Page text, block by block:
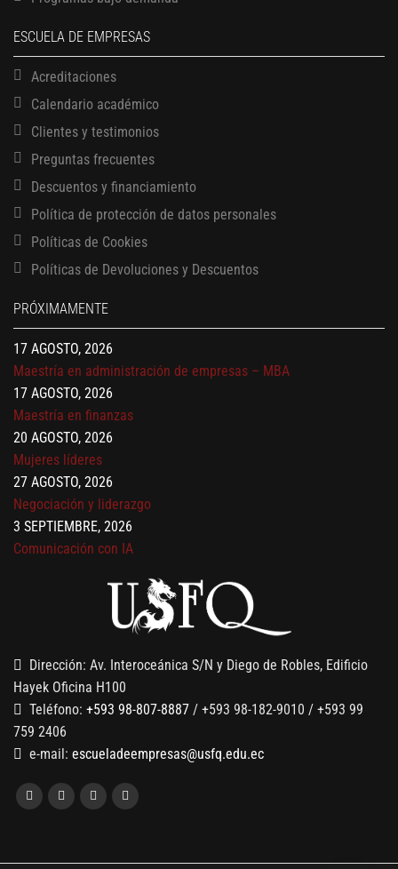
ESCUELA DE EMPRESAS
Acreditaciones
Calendario académico
Clientes y testimonios
Preguntas frecuentes
Descuentos y financiamiento
Política de protección de datos personales
Políticas de Cookies
Políticas de Devoluciones y Descuentos
PRÓXIMAMENTE
13 AGOSTO, 2026
Finanzas para no financieros
17 AGOSTO, 2026
Gerencia de empresas familiares
17 AGOSTO, 2026
Maestría en administración de empresas – MBA
17 AGOSTO, 2026
Maestría en finanzas
20 AGOSTO, 2026
Mujeres líderes
27 AGOSTO, 2026
Negociación y liderazgo
3 SEPTIEMBRE, 2026
Comunicación con IA
Gobernanza de datos
Finanzas para no financieros
Dirección: Av. Interoceánica S/N y Diego de Robles, Edificio
Hayek Oficina H100
Teléfono: +593 98-807-8887 / +593 98-182-9010 / +593 99
759 2406
e-mail: escueladeempresas@usfq.edu.ec